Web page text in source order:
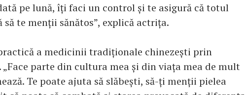
pe lună, îți faci un control și te asigură că totul
să te menții sănătos”, explică actrița.
a medicinii tradiționale chinezești prin
parte din cultura mea și din viața mea de mult
Te poate ajuta să slăbești, să-ți menții pielea